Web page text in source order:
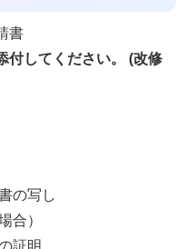
書
付してください。 (改修
の写し
合）
証明